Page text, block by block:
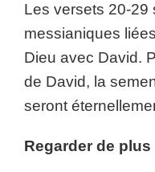
Les versets 20-29
messianiques
Dieu avec David.
de David, la
seront
Regarder de plus